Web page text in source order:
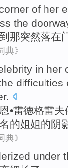
corner of her
the
那突然落在
典》
in her
difficulties
.
•雷德格雷夫
的姐姐的阴
典》
under